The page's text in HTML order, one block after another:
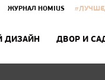
ЖУРНАЛ HOMIUS
ДИЗАЙН ДВОР И